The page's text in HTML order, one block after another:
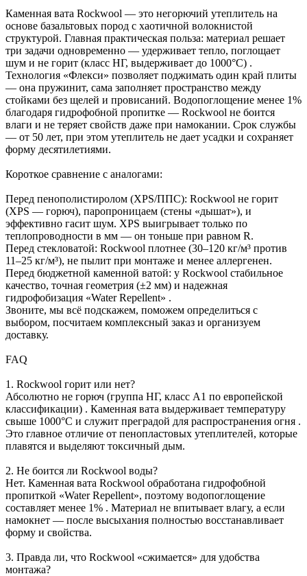
Каменная вата Rockwool — это негорючий утеплитель на
основе базальтовых пород с хаотичной волокнистой
структурой. Главная практическая польза: материал решает
три задачи одновременно — удерживает тепло, поглощает
шум и не горит (класс НГ, выдерживает до 1000°C) .
Технология «Флекси» позволяет поджимать один край плиты
— она пружинит, сама заполняет пространство между
стойками без щелей и провисаний. Водопоглощение менее 1%
благодаря гидрофобной пропитке — Rockwool не боится
влаги и не теряет свойств даже при намокании. Срок службы
— от 50 лет, при этом утеплитель не дает усадки и сохраняет
форму десятилетиями.
Короткое сравнение с аналогами:
Перед пенополистиролом (XPS/ППС): Rockwool не горит
(XPS — горюч), паропроницаем (стены «дышат»), и
эффективно гасит шум. XPS выигрывает только по
теплопроводности в мм — он тоньше при равном R.
Перед стекловатой: Rockwool плотнее (30–120 кг/м³ против
11–25 кг/м³), не пылит при монтаже и менее аллергенен.
Перед бюджетной каменной ватой: у Rockwool стабильное
качество, точная геометрия (±2 мм) и надежная
гидрофобизация «Water Repellent» .
Звоните, мы всё подскажем, поможем определиться с
выбором, посчитаем комплексный заказ и организуем
доставку.
FAQ
1. Rockwool горит или нет?
Абсолютно не горюч (группа НГ, класс А1 по европейской
классификации) . Каменная вата выдерживает температуру
свыше 1000°C и служит преградой для распространения огня .
Это главное отличие от пенопластовых утеплителей, которые
плавятся и выделяют токсичный дым.
2. Не боится ли Rockwool воды?
Нет. Каменная вата Rockwool обработана гидрофобной
пропиткой «Water Repellent», поэтому водопоглощение
составляет менее 1% . Материал не впитывает влагу, а если
намокнет — после высыхания полностью восстанавливает
форму и свойства.
3. Правда ли, что Rockwool «сжимается» для удобства
монтажа?